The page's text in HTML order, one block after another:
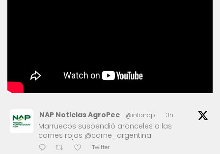
NAP Noticias AgroPec @infonap · 3h
Marruecos suspendió aranceles a las
carnes rojas @carne_argentina
Twitter